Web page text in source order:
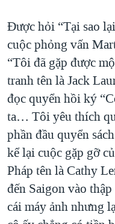
Được hỏi “Tại sao
cuộc phỏng vấn
“Tôi đã gặp được
tranh tên là Jack
đọc quyển hồi ký
ta… Tôi yêu thích
phần đầu quyển
kể lại cuộc gặp gỡ
Pháp tên là Cathy
đến Saigon vào
cái máy ảnh nhưng